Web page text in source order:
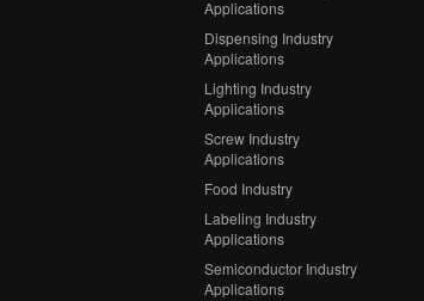
Applications
Dispensing Industry
Applications
Lighting Industry
Applications
Screw Industry
Applications
Food Industry
Labeling Industry
Applications
Semiconductor Industry
Applications